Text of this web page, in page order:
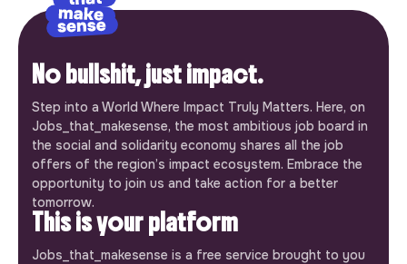
No bullshit, just impact.
Step into a World Where Impact Truly Matters. Here, on
Jobs_that_makesense, the most ambitious job board in
the social and solidarity economy shares all the job
offers of the region’s impact ecosystem. Embrace the
opportunity to join us and take action for a better
tomorrow.
This is your platform
Jobs_that_makesense is a free service brought to you